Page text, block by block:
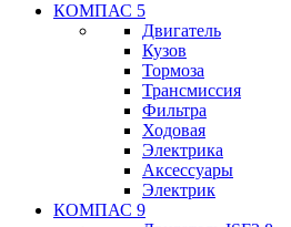
КОМПАС 5
Двигатель
Кузов
Тормоза
Трансмиссия
Фильтра
Ходовая
Электрика
Аксессуары
Электрик
КОМПАС 9